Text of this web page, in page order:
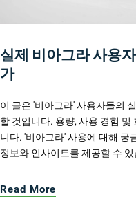
실제 비아그라 사용
가
이 글은 '비아그라' 사용자들의
할 것입니다. 용량, 사용 경험 및
니다. '비아그라' 사용에 대해 궁
정보와 인사이트를 제공할 수
Read More